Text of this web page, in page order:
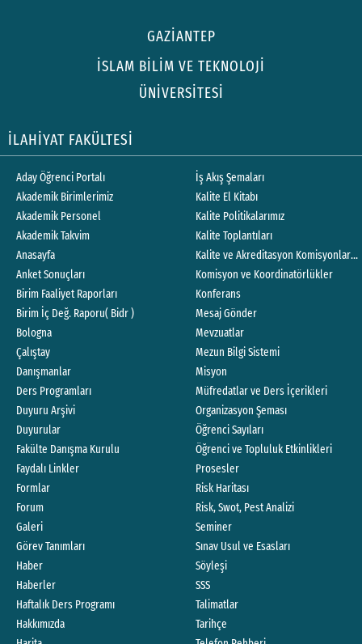
GAZİANTEP
İSLAM BİLİM VE TEKNOLOJİ
ÜNİVERSİTESİ
İLAHİYAT FAKÜLTESİ
Aday Öğrenci Portalı
Akademik Birimlerimiz
Akademik Personel
Akademik Takvim
Anasayfa
Anket Sonuçları
Birim Faaliyet Raporları
Birim İç Değ. Raporu( Bidr )
Bologna
Çalıştay
Danışmanlar
Ders Programları
Duyuru Arşivi
Duyurular
Fakülte Danışma Kurulu
Faydalı Linkler
Formlar
Forum
Galeri
Görev Tanımları
Haber
Haberler
Haftalık Ders Programı
Hakkımızda
İş Akış Şemaları
Kalite El Kitabı
Kalite Politikalarımız
Kalite Toplantıları
Kalite ve Akreditasyon Komisyonları
Komisyon ve Koordinatörlükler
Konferans
Mesaj Gönder
Mevzuatlar
Mezun Bilgi Sistemi
Misyon
Müfredatlar ve Ders İçerikleri
Organizasyon Şeması
Öğrenci Sayıları
Öğrenci ve Topluluk Etkinlikleri
Prosesler
Risk Haritası
Risk, Swot, Pest Analizi
Seminer
Sınav Usul ve Esasları
Söyleşi
SSS
Talimatlar
Tarihçe